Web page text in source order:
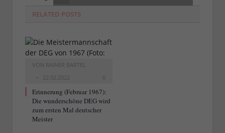
RELATED POSTS
VON RAINER BARTEL
22.02.2022
0
Erinnerung (Februar 1967):
Die wunderschöne DEG wird
zum ersten Mal deutscher
Meister